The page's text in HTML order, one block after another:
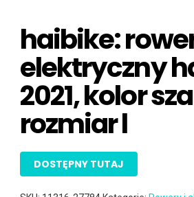
haibike:
elektryczny
2021, kolor
rozmiar l
DOSTĘPNY TUTAJ